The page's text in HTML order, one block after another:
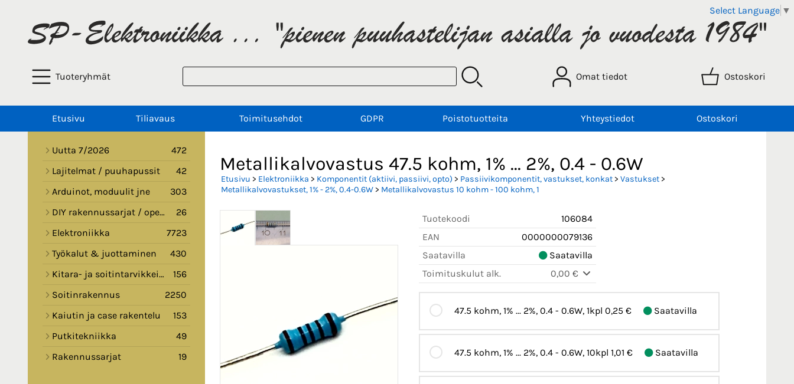
Select Language ▼
Tuoteryhmät Omat tiedot Ostoskori
Etusivu Tiliavaus Toimitusehdot GDPR Poistotuotteita Yhteystiedot Ostoskori
Uutta 7/2026
472
Lajitelmat / puuhapussit
42
Arduinot, moduulit jne
303
DIY rakennussarjat / opetussarjat
26
Elektroniikka
7723
Työkalut & juottaminen
430
Kitara- ja soitintarvikkeita
156
Soitinrakennus
2250
Kaiutin ja case rakentelu
153
Putkitekniikka
49
Rakennussarjat
19
Metallikalvovastus 47.5 kohm, 1% ... 2%, 0.4 - 0.6W
Etusivu > Elektroniikka > Komponentit (aktiivi, passiivi, opto) > Passiivikomponentit, vastukset, konkat> Vastukset>
Metallikalvovastukset, 1% - 2%, 0.4-0.6W> Metallikalvovastus 10 kohm - 100 kohm, 1
Tuotekoodi
106084
EAN
0000000079136
Saatavilla
Saatavilla
Toimituskulut alk.
0,00 €
47.5 kohm, 1% ... 2%, 0.4 - 0.6W, 1kpl 0,25 € Saatavilla
47.5 kohm, 1% ... 2%, 0.4 - 0.6W, 10kpl 1,01 € Saatavilla